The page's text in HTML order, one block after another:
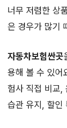
너무 저렴한 상
은 경우가 많기
자동차보험싼곳
용해 볼 수 있어
험사 직접 비교,
습관 유지, 할인